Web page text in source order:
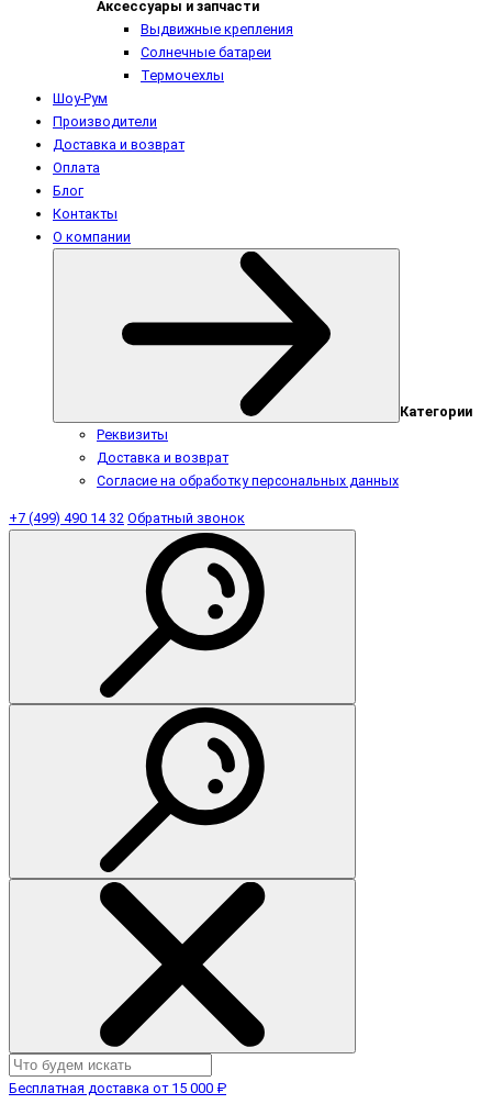
Аксессуары и запчасти
Выдвижные крепления
Солнечные батареи
Термочехлы
Шоу-Рум
Производители
Доставка и возврат
Оплата
Блог
Контакты
О компании
Категории
Реквизиты
Доставка и возврат
Согласие на обработку персональных данных
+7 (499) 490 14 32 Обратный звонок
Бесплатная доставка от 15 000 ₽